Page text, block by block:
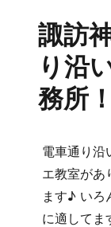
諏訪
り沿
務所！
電車通り沿
エ教室があ
ます♪ いろ
に適してま